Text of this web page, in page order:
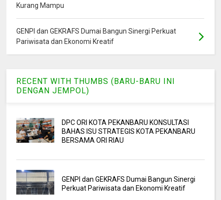
Kurang Mampu
GENPI dan GEKRAFS Dumai Bangun Sinergi Perkuat
Pariwisata dan Ekonomi Kreatif
RECENT WITH THUMBS (BARU-BARU INI
DENGAN JEMPOL)
DPC ORI KOTA PEKANBARU KONSULTASI
BAHAS ISU STRATEGIS KOTA PEKANBARU
BERSAMA ORI RIAU
GENPI dan GEKRAFS Dumai Bangun Sinergi
Perkuat Pariwisata dan Ekonomi Kreatif